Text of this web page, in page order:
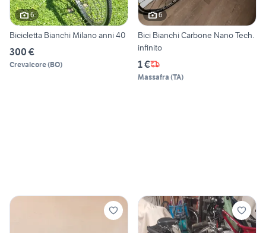
6
Bicicletta Bianchi Milano anni 40
300 €
Crevalcore(BO)
6
Bici Bianchi Carbone Nano Tech.
infinito
1 €
Massafra (TA)